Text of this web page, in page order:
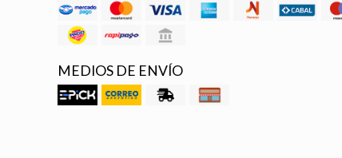
MEDIOS DE ENVÍO